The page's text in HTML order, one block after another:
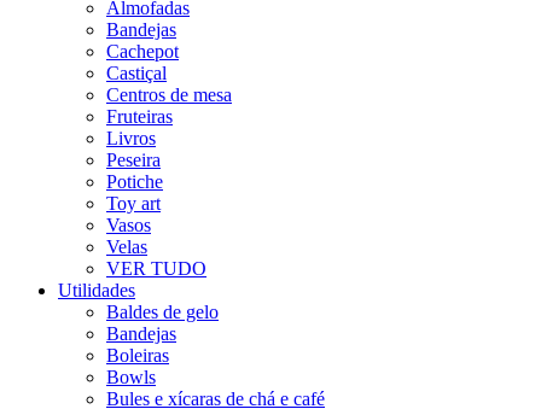
Almofadas
Bandejas
Cachepot
Castiçal
Centros de mesa
Fruteiras
Livros
Peseira
Potiche
Toy art
Vasos
Velas
VER TUDO
Utilidades
Baldes de gelo
Bandejas
Boleiras
Bowls
Bules e xícaras de chá e café